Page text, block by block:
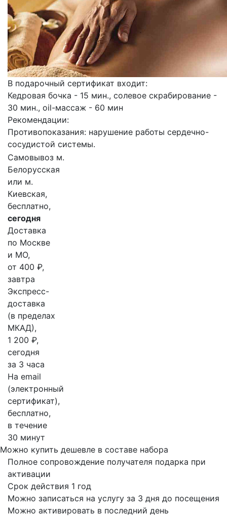
В подарочный сертификат входит:
Кедровая бочка - 15 мин., солевое скрабирование -
30 мин., oil-массаж - 60 мин
Рекомендации:
Противопоказания: нарушение работы сердечно-
сосудистой системы.
Самовывоз м.
Белорусская
или м.
Киевская,
бесплатно,
сегодня
Доставка
по Москве
и МО,
от 400 ₽,
завтра
Экспресс-
доставка
(в пределах
МКАД),
1 200 ₽,
сегодня
за 3 часа
На email
(электронный
сертификат),
бесплатно,
в течение
30 минут
Можно купить дешевле в составе набора
Полное сопровождение получателя подарка при
активации
Срок действия 1 год
Можно записаться на услугу за 3 дня до посещения
Можно активировать в последний день